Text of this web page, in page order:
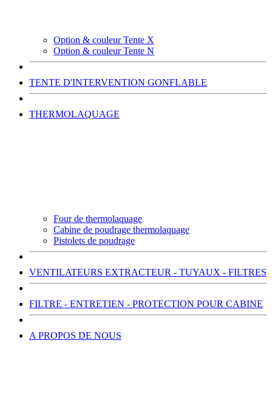
Option & couleur Tente X
Option & couleur Tente N
TENTE D'INTERVENTION GONFLABLE
THERMOLAQUAGE
Four de thermolaquage
Cabine de poudrage thermolaquage
Pistolets de poudrage
VENTILATEURS EXTRACTEUR - TUYAUX - FILTRES
FILTRE - ENTRETIEN - PROTECTION POUR CABINE
A PROPOS DE NOUS